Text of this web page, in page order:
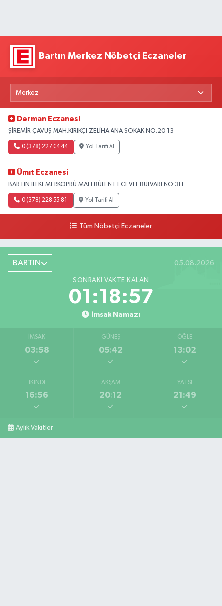
Bartın Merkez Nöbetçi Eczaneler
Derman Eczanesi
ŞİREMİR ÇAVUŞ MAH.KIRIKÇI ZELİHA ANA SOKAK NO:20 13
0 (378) 227 04 44 Yol Tarifi Al
Ümıt Eczanesi
BARTIN ILI KEMERKÖPRÜ MAH.BÜLENT ECEVİT BULVARI NO:3H
0 (378) 228 55 81 Yol Tarifi Al
Tüm Nöbetçi Eczaneler
BARTIN 05.08.2026
SONRAKI VAKTE KALAN
01:18:56
İmsak Namazı
İMSAK
03:58
GÜNEŞ
05:42
ÖĞLE
13:02
İKINDI
16:56
AKŞAM
20:12
YATSI
21:49
Aylık Vakitler